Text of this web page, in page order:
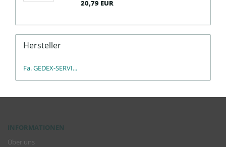
20,79 EUR
Hersteller
Fa. GEDEX-SERVI...
INFORMATIONEN
Über uns